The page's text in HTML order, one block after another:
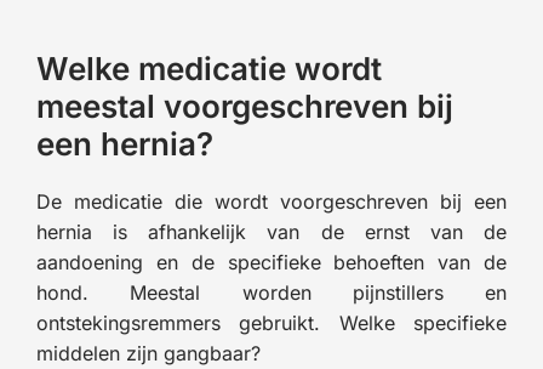
Welke medicatie wordt
meestal voorgeschreven bij
een hernia?
De medicatie die wordt voorgeschreven bij een
hernia is afhankelijk van de ernst van de
aandoening en de specifieke behoeften van de
hond. Meestal worden pijnstillers en
ontstekingsremmers gebruikt. Welke specifieke
middelen zijn gangbaar?